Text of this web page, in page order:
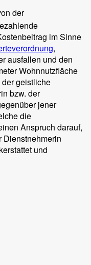
der
im Sinne
,
ausfallen und den
Wohnnutzfläche
geistliche
bzw. der
jener
die
Anspruch darauf,
Dienstnehmerin
und